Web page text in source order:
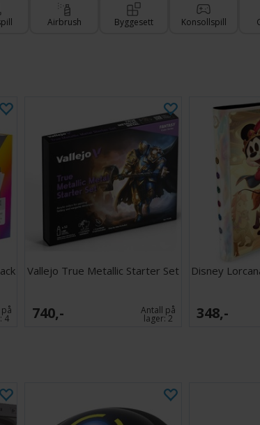
Airbrush Byggesett Konsollspill
4
Vallejo True Metallic Starter Set
740,- Antall på
lager:2
Disney
348,-